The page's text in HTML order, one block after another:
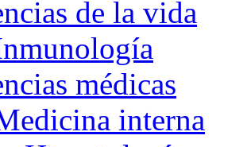
de la vida
médicas
interna